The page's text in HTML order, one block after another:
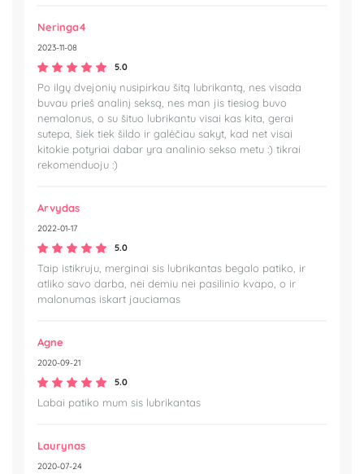
Neringa4
2023-11-08
5.0
Po ilgų dvejonių nusipirkau šitą lubrikantą, nes visada
buvau prieš analinį seksą, nes man jis tiesiog buvo
nemalonus, o su šituo lubrikantu visai kas kita, gerai
sutepa, šiek tiek šildo ir galėčiau sakyt, kad net visai
kitokie potyriai dabar yra analinio sekso metu :) tikrai
rekomenduoju :)
Arvydas
2022-01-17
5.0
Taip istikruju, merginai sis lubrikantas begalo patiko, ir
atliko savo darba, nei demiu nei pasilinio kvapo, o ir
malonumas iskart jauciamas
Agne
2020-09-21
5.0
Labai patiko mum sis lubrikantas
Laurynas
2020-07-24